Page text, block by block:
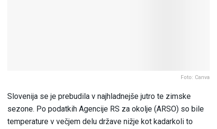
Foto: Canva
Slovenija se je prebudila v najhladnejše jutro te zimske
sezone. Po podatkih Agencije RS za okolje (ARSO) so bile
temperature v večjem delu države nižje kot kadarkoli to